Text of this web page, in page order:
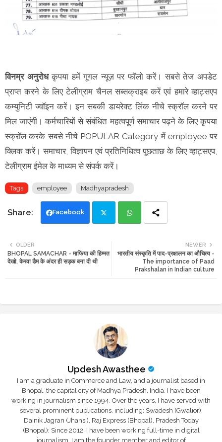
विनम्र अनुरोधकृपया हमें गूगल न्यूज़ पर फॉलो करें। सबसे तेज अपडेट
प्राप्त करने के लिए टेलीग्राम चैनल सब्सक्राइब करें एवं हमारे व्हाट्सएप
कम्युनिटी ज्वॉइन करें। इन सबकी डायरेक्ट लिंक नीचे स्क्रॉल करने पर
मिल जाएंगी। कर्मचारियों से संबंधित महत्वपूर्ण समाचार पढ़ने के लिए कृपया
स्क्रॉल करके सबसे नीचे POPULAR Category में employee पर
क्लिक करें। समाचार, विज्ञापन एवं प्रतिनिधित्व पूछताछ के लिए व्हाट्सएप,
टेलीग्राम ईमेल के माध्यम से संपर्क करें।
Tags employee Madhyapradesh
Facebook
tte ats
NEWER
भारतीय संस्कृति में पाद-प्रक्षालन का औचित्य -
The importance of Paad
Prakshalan in Indian culture
OLDER
BHOPAL SAMACHAR - माफिया की हिम्मत
देखो, केरवा डैम के अंदर ही सड़क बना दी थी
Updesh Awasthee
I am a graduate in Commerce and Law, and a journalist based in
Bhopal, the capital city of Madhya Pradesh, India. I have been
working in journalism since 1994. Over the years, I have served with
several prominent publications, including: Swadesh (Gwalior),
Dainik Jagran (Jhansi), Raj Express (Bhopal), Pradesh Today
(Bhopal); Since 2012, I have been working full-time in digital
journalism. I am the founder member and editor of